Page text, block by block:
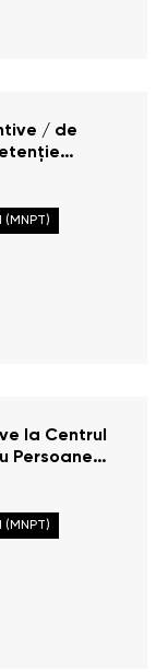
/ de
de
de 20
(MNPT)
la Centrul
Persoane
efectuate
(MNPT)